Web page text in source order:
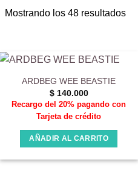
Mostrando los 48 resultados
ARDBEG WEE BEASTIE
$140.000
Recargo del 20% pagando con
Tarjeta de crédito
AÑADIR AL CARRITO